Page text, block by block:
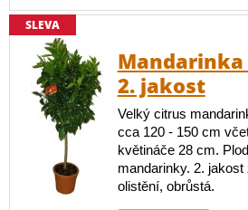
SLEVA
2. jakost
Velký citrus
cca 120 - 150 cm
květináče 28 cm.
mandarinky. 2.
olistění, obrůstá.